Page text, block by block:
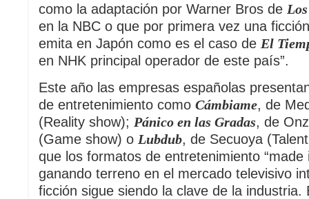
como la adaptación por Warner Bros de
en la NBC o que por primera vez una
emita en Japón como es el caso de El
en NHK principal operador de este país”.
Este año las empresas españolas
de entretenimiento como Cámbiame, de
(Reality show); Pánico en las Gradas, de
(Game show) o Lubdub, de Secuoya
que los formatos de entretenimiento “made
ganando terreno en el mercado televisivo
ficción sigue siendo la clave de la industria.